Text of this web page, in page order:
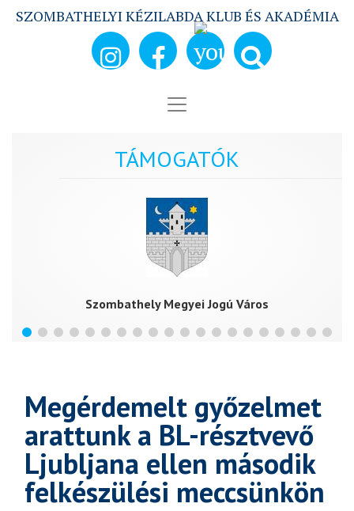
SZOMBATHELYI KÉZILABDA KLUB ÉS AKADÉMIA
TÁMOGATÓK
Szombathely Megyei Jogú Város
Megérdemelt győzelmet
arattunk a BL-résztvevő
Ljubljana ellen második
felkészülési meccsünkön